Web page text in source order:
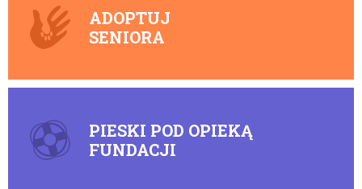
ADOPTUJ
SENIORA
PIESKI POD OPIEKĄ
FUNDACJI